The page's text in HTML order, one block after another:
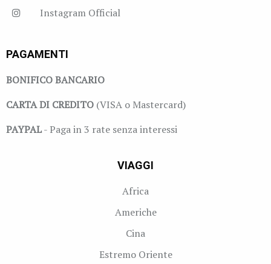
Instagram Official
PAGAMENTI
BONIFICO BANCARIO
CARTA DI CREDITO (VISA o Mastercard)
PAYPAL- Paga in 3 rate senza interessi
VIAGGI
Africa
Americhe
Cina
Estremo Oriente